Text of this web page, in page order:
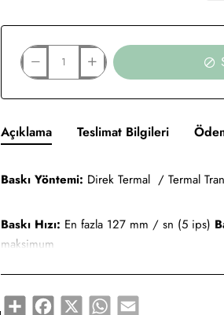
Açıklama Teslimat Bilgileri
Baskı Yöntemi: Direk Termal / Termal
Baskı Hızı: En fazla 127 mm / sn (5 ips)
maksimum
Share Facebook
X WhatsApp
Email